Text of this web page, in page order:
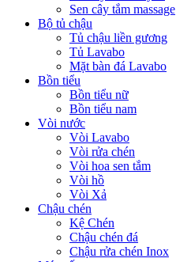
Sen cây tắm massage
Bộ tủ chậu
Tủ chậu liền gương
Tủ Lavabo
Mặt bàn đá Lavabo
Bồn tiểu
Bồn tiểu nữ
Bồn tiểu nam
Vòi nước
Vòi Lavabo
Vòi rửa chén
Vòi hoa sen tắm
Vòi hồ
Vòi Xả
Chậu chén
Kệ Chén
Chậu chén đá
Chậu rửa chén Inox